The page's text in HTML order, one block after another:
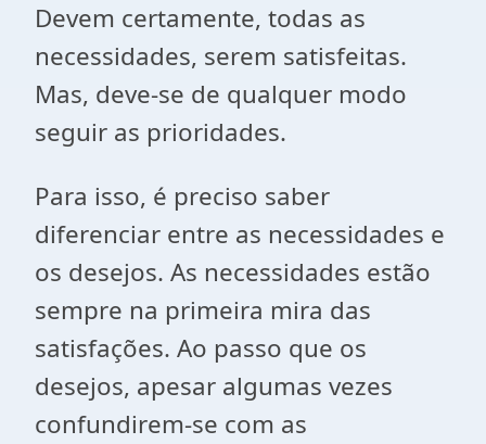
Devem certamente, todas as
necessidades, serem satisfeitas.
Mas, deve-se de qualquer modo
seguir as prioridades.
Para isso, é preciso saber
diferenciar entre as necessidades e
os desejos. As necessidades estão
sempre na primeira mira das
satisfações. Ao passo que os
desejos, apesar algumas vezes
confundirem-se com as